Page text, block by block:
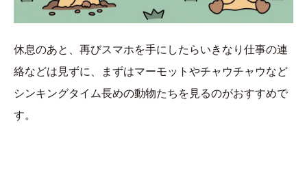
休息のあと、再びスマホを手にしたらいきなり仕事の連
絡などは見ずに、まずはマーモットやチャウチャウなど
シンキングタイム長めの動物たちを見るのがおすすめで
す。